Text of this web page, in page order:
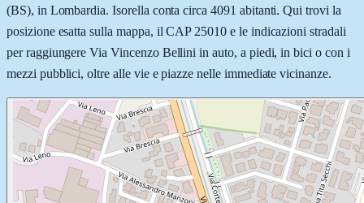
(BS), in Lombardia. Isorella conta circa 4091 abitanti. Qui trovi la
posizione esatta sulla mappa, il CAP 25010 e le indicazioni stradali
per raggiungere Via Vincenzo Bellini in auto, a piedi, in bici o con i
mezzi pubblici, oltre alle vie e piazze nelle immediate vicinanze.